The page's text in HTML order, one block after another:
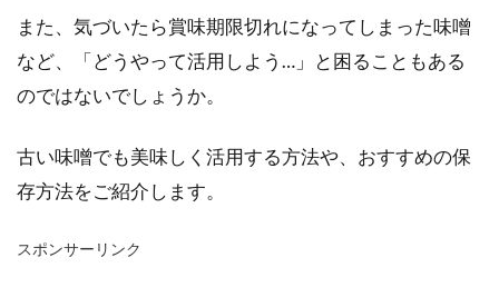
また、気づいたら賞味期限切れになってしまった味噌
など、「どうやって活用しよう…」と困ることもある
のではないでしょうか。
古い味噌でも美味しく活用する方法や、おすすめの保
存方法をご紹介します。
スポンサーリンク